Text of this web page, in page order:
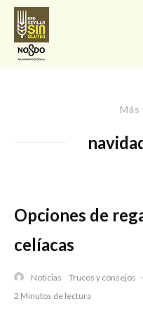
Opciones de
celíacas
Noticias Trucos y consejos ·
2 Minutos de lectura